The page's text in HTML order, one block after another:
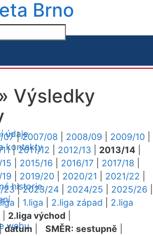
Brno
údaje
kontakty
historie
webu
Výsledky
07|2007/08 2008/09 2009/10
|2011/12 2012/13 2013/14
2015/16 2016/17 2017/18
2019/20 2020/21 2021/22
23|2023/24 2024/25 2025/26
1.liga 2.liga západ
2.liga
2.liga východ
datum SMĚR: sestupně